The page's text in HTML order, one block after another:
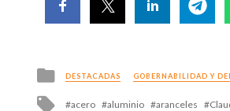
Posted
in
DESTACADAS GOBERNABILIDAD Y
Tagged
acero aluminio aranceles